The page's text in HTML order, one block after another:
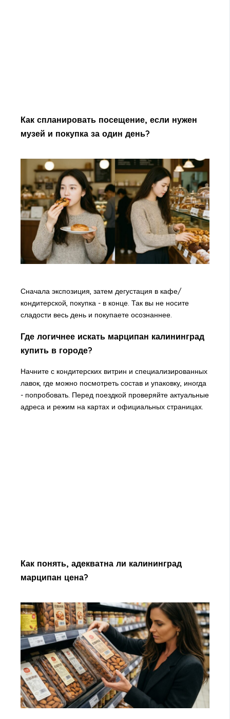
Как спланировать посещение, если нужен
музей и покупка за один день?
Сначала экспозиция, затем дегустация в кафе/
кондитерской, покупка - в конце. Так вы не носите
сладости весь день и покупаете осознаннее.
Где логичнее искать марципан калининград
купить в городе?
Начните с кондитерских витрин и специализированных
лавок, где можно посмотреть состав и упаковку, иногда
- попробовать. Перед поездкой проверяйте актуальные
адреса и режим на картах и официальных страницах.
Как понять, адекватна ли калининград
марципан цена?